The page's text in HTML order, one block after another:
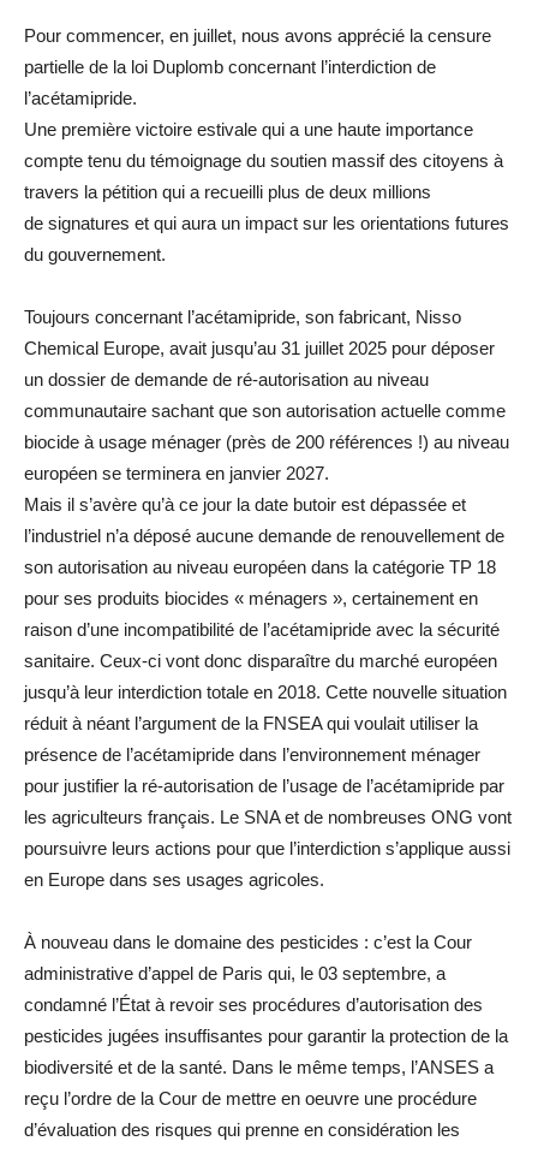
Pour commencer, en juillet, nous avons apprécié la censure
partielle de la loi Duplomb concernant l’interdiction de
l’acétamipride.
Une première victoire estivale qui a une haute importance
compte tenu du témoignage du soutien massif des citoyens à
travers la pétition qui a recueilli plus de deux millions
de signatures et qui aura un impact sur les orientations futures
du gouvernement.
Toujours concernant l’acétamipride, son fabricant, Nisso
Chemical Europe, avait jusqu’au 31 juillet 2025 pour déposer
un dossier de demande de ré-autorisation au niveau
communautaire sachant que son autorisation actuelle comme
biocide à usage ménager (près de 200 références !) au niveau
européen se terminera en janvier 2027.
Mais il s’avère qu’à ce jour la date butoir est dépassée et
l’industriel n’a déposé aucune demande de renouvellement de
son autorisation au niveau européen dans la catégorie TP 18
pour ses produits biocides « ménagers », certainement en
raison d’une incompatibilité de l’acétamipride avec la sécurité
sanitaire. Ceux-ci vont donc disparaître du marché européen
jusqu’à leur interdiction totale en 2018. Cette nouvelle situation
réduit à néant l’argument de la FNSEA qui voulait utiliser la
présence de l’acétamipride dans l’environnement ménager
pour justifier la ré-autorisation de l’usage de l’acétamipride par
les agriculteurs français. Le SNA et de nombreuses ONG vont
poursuivre leurs actions pour que l’interdiction s’applique aussi
en Europe dans ses usages agricoles.
À nouveau dans le domaine des pesticides : c’est la Cour
administrative d’appel de Paris qui, le 03 septembre, a
condamné l’État à revoir ses procédures d’autorisation des
pesticides jugées insuffisantes pour garantir la protection de la
biodiversité et de la santé. Dans le même temps, l’ANSES a
reçu l’ordre de la Cour de mettre en oeuvre une procédure
d’évaluation des risques qui prenne en considération les